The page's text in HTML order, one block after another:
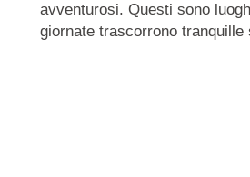
avventurosi. Questi sono
giornate trascorrono tranquille